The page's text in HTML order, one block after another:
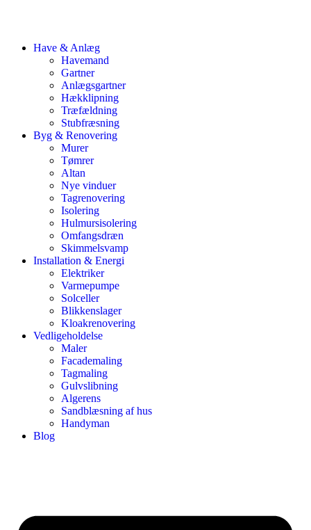
Have & Anlæg
Havemand
Gartner
Anlægsgartner
Hækklipning
Træfældning
Stubfræsning
Byg & Renovering
Murer
Tømrer
Altan
Nye vinduer
Tagrenovering
Isolering
Hulmursisolering
Omfangsdræn
Skimmelsvamp
Installation & Energi
Elektriker
Varmepumpe
Solceller
Blikkenslager
Kloakrenovering
Vedligeholdelse
Maler
Facademaling
Tagmaling
Gulvslibning
Algerens
Sandblæsning af hus
Handyman
Blog